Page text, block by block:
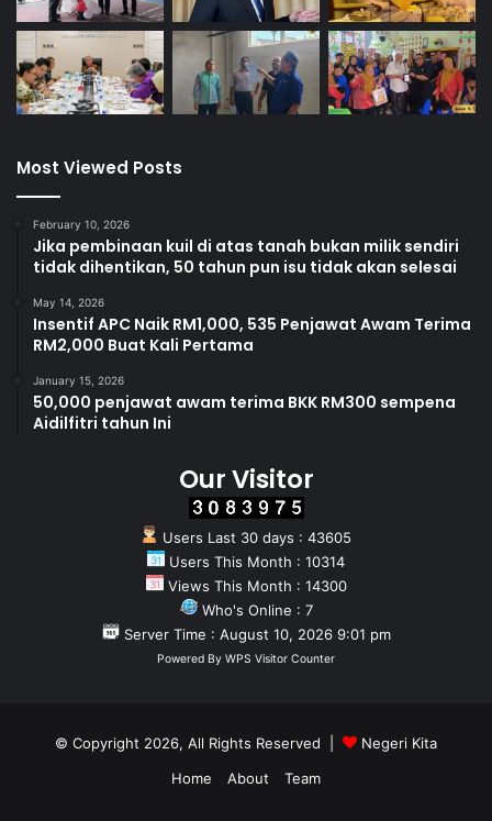
Most Viewed Posts
February 10, 2026
Jika pembinaan kuil di atas tanah bukan milik sendiri
tidak dihentikan, 50 tahun pun isu tidak akan selesai
May 14, 2026
Insentif APC Naik RM1,000, 535 Penjawat Awam Terima
RM2,000 Buat Kali Pertama
January 15, 2026
50,000 penjawat awam terima BKK RM300 sempena
Aidilfitri tahun Ini
Our Visitor
Users Last 30 days : 43605
Users This Month : 10314
Views This Month : 14300
Who's Online : 7
Server Time : August 10, 2026 9:01 pm
Powered By WPS Visitor Counter
© Copyright 2026, All Rights Reserved |
Negeri Kita
Home
About Team